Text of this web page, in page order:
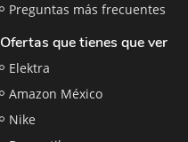
Preguntas más frecuentes
Ofertas que tienes que ver
Elektra
Amazon México
Nike